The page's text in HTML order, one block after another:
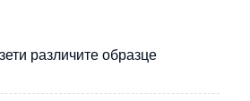
различите образце